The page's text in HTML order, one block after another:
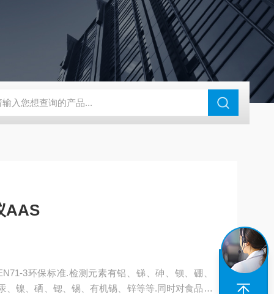
场发射扫描电镜 瑞士万通水分仪 布鲁克SkyScan2211高分
AAS
3环保标准.检测元素有铝、锑、砷、钡、硼、
、镍、硒、锶、锡、有机锡、锌等等.同时对食品安